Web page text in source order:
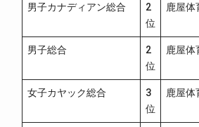
男子カナディアン総合
2
位
鹿屋体
男子総合
2
位
鹿屋体
女子カヤック総合
3
位
鹿屋体